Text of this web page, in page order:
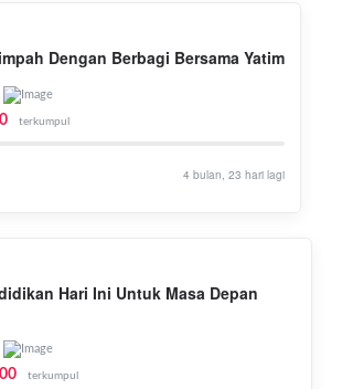
Dengan Berbagi Bersama Yatim
terkumpul
4 bulan, 23 hari lagi
Hari Ini Untuk Masa Depan
terkumpul